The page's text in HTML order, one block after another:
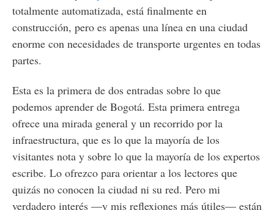
totalmente automatizada, está finalmente en
construcción, pero es apenas una línea en una ciudad
enorme con necesidades de transporte urgentes en todas
partes.
Esta es la primera de dos entradas sobre lo que
podemos aprender de Bogotá. Esta primera entrega
ofrece una mirada general y un recorrido por la
infraestructura, que es lo que la mayoría de los
visitantes nota y sobre lo que la mayoría de los expertos
escribe. Lo ofrezco para orientar a los lectores que
quizás no conocen la ciudad ni su red. Pero mi
verdadero interés —y mis reflexiones más útiles— están